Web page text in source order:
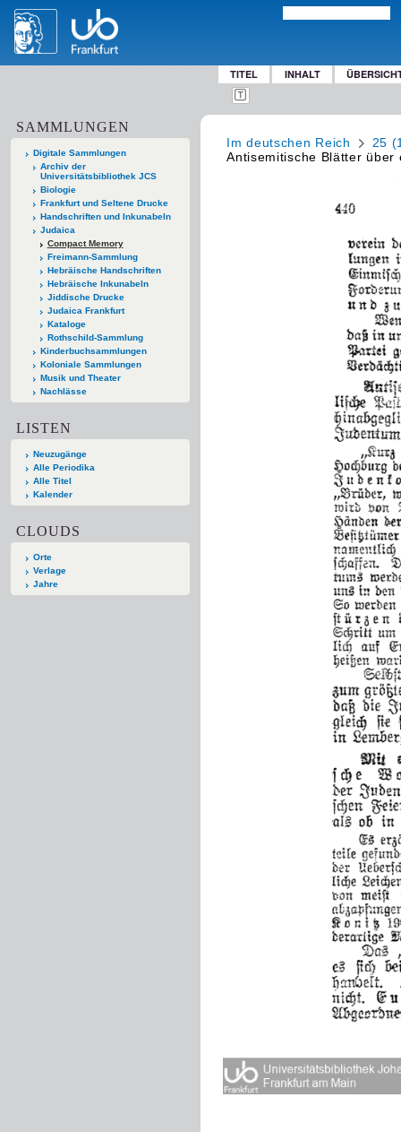
TITEL INHALT
SAMMLUNGEN
Digitale Sammlungen
Archiv der
Universitätsbibliothek JCS
Biologie
Frankfurt und Seltene Drucke
Handschriften und Inkunabeln
Judaica
Compact Memory
Freimann-Sammlung
Hebräische Handschriften
Hebräische Inkunabeln
Jiddische Drucke
Judaica Frankfurt
Kataloge
Rothschild-Sammlung
Kinderbuchsammlungen
Koloniale Sammlungen
Musik und Theater
Nachlässe
LISTEN
Neuzugänge
Alle Periodika
Alle Titel
Kalender
CLOUDS
Orte
Verlage
Jahre
Im deutschen Reich
25
Antisemitische Blätter über